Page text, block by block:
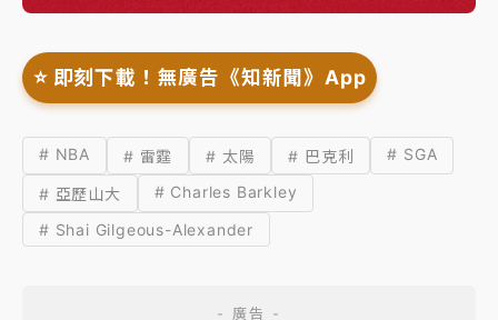
⭐️ 即刻下載！無廣告《知新聞》App
# NBA # 雷霆 # 太陽 # 巴克利 # SGA
# 亞歷山大
# Charles Barkley
# Shai Gilgeous-Alexander